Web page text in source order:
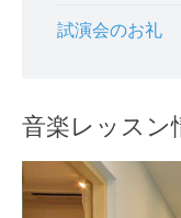
試演会のお礼
音楽レッスン